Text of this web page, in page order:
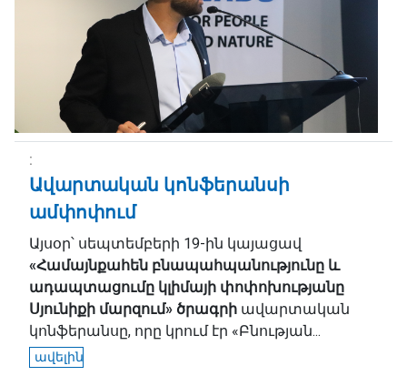
Ավարտական կոնֆերանսի
ամփոփում
Այսօր՝ սեպտեմբերի 19-ին կայացավ
«Համայնքահեն բնապահպանությունը և
ադապտացումը կլիմայի փոփոխությանը
Սյունիքի մարզում» ծրագրի ավարտական
կոնֆերանսը, որը կրում էր «Բնության...
ավելին